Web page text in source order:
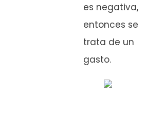
es negativa,
entonces se
trata de un
gasto.